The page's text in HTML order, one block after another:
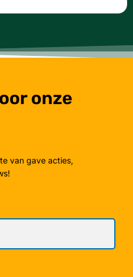
onze
van gave acties,